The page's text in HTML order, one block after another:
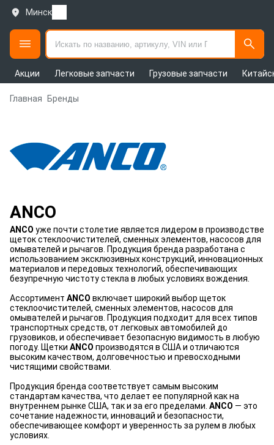
Минск
Акции Легковые запчасти Грузовые запчасти
Главная Бренды
ANCO
ANCO уже почти столетие является лидером в производстве
щеток стеклоочистителей, сменных элементов, насосов для
омывателей и рычагов. Продукция бренда разработана с
использованием эксклюзивных конструкций, инновационных
материалов и передовых технологий, обеспечивающих
безупречную чистоту стекла в любых условиях вождения.
Ассортимент ANCO включает широкий выбор щеток
стеклоочистителей, сменных элементов, насосов для
омывателей и рычагов. Продукция подходит для всех типов
транспортных средств, от легковых автомобилей до
грузовиков, и обеспечивает безопасную видимость в любую
погоду. Щетки ANCO производятся в США и отличаются
высоким качеством, долговечностью и превосходными
чистящими свойствами.
Продукция бренда соответствует самым высоким
стандартам качества, что делает ее популярной как на
внутреннем рынке США, так и за его пределами. ANCO — это
сочетание надежности, инноваций и безопасности,
обеспечивающее комфорт и уверенность за рулем в любых
условиях.